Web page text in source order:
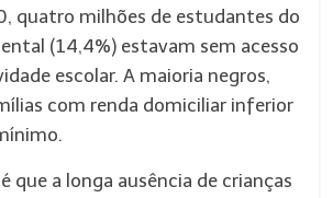
quatro milhões de estudantes do
(14,4%) estavam sem acesso
escolar. A maioria negros,
com renda domiciliar inferior
que a longa ausência de crianças